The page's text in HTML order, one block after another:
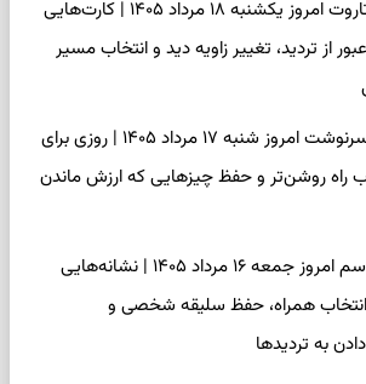
فال تاروت امروز یکشنبه ۱۸ مرداد ۱۴۰۵ | کارت‌هایی
از تردید، تغییر زاویه دید و انتخاب مسیر
فال سرنوشت امروز شنبه ۱۷ مرداد ۱۴۰۵ | روزی برای
راه روشن‌تر و حفظ چیزهایی که ارزش ماندن
فال اسم امروز جمعه ۱۶ مرداد ۱۴۰۵ | نشانه‌هایی
انتخاب همراه، حفظ سلیقه شخصی و
به تردیدها